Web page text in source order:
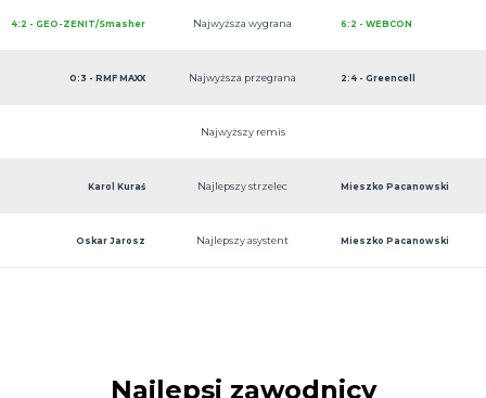
4:2 - GEO-ZENIT/Smasher Najwyższa wygrana 6:2 - WEBCON
0:3 - RMF MAXX Najwyższa przegrana 2:4 - Greencell
Najwyższy remis
Karol Kuraś Najlepszy strzelec Mieszko Pacanowski
Oskar Jarosz Najlepszy asystent Mieszko Pacanowski
Najlepsi zawodnicy